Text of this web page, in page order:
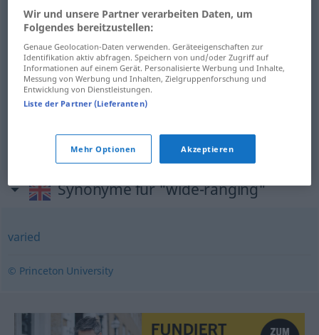
weitreichend wide-ranging
umfassend wide-rangingdiscussionetc
gefächert wide-rangingselection
Synonyme für "wide-ranging"
varied
© Princeton University
Wir und unsere Partner verarbeiten Daten, um
Folgendes bereitzustellen:
Genaue Geolocation-Daten verwenden. Geräteeigenschaften zur
Identifikation aktiv abfragen. Speichern von und/oder Zugriff auf
Informationen auf einem Gerät. Personalisierte Werbung und Inhalte,
Messung von Werbung und Inhalten, Zielgruppenforschung und
Entwicklung von Dienstleistungen.
Liste der Partner (Lieferanten)
Mehr Optionen Akzeptieren